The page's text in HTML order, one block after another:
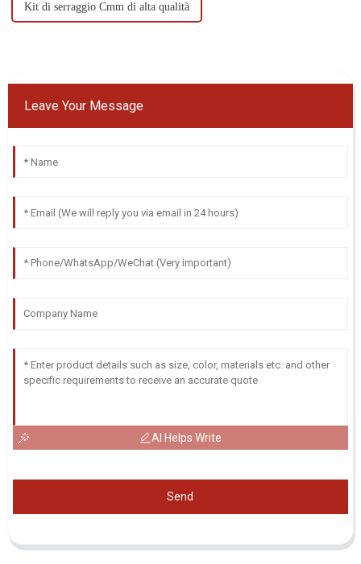
Kit di serraggio Cmm di alta qualità
Leave Your Message
AI Helps Write
Send